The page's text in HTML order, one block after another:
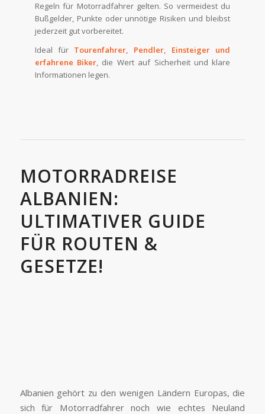
Regeln für Motorradfahrer gelten. So vermeidest du
Bußgelder, Punkte oder unnötige Risiken und bleibst
jederzeit gut vorbereitet.
Ideal für Tourenfahrer, Pendler, Einsteiger und
erfahrene Biker, die Wert auf Sicherheit und klare
Informationen legen.
MOTORRADREISE
ALBANIEN:
ULTIMATIVER GUIDE
FÜR ROUTEN &
GESETZE!
Albanien gehört zu den wenigen Ländern Europas, die
sich für Motorradfahrer noch wie echtes Neuland